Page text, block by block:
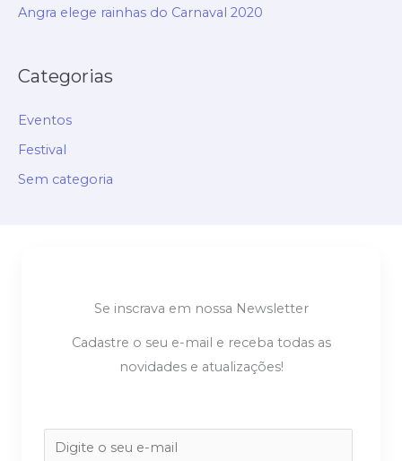
Angra elege rainhas do Carnaval 2020
Categorias
Eventos
Festival
Sem categoria
Se inscrava em nossa Newsletter
Cadastre o seu e-mail e receba todas as
novidades e atualizações!